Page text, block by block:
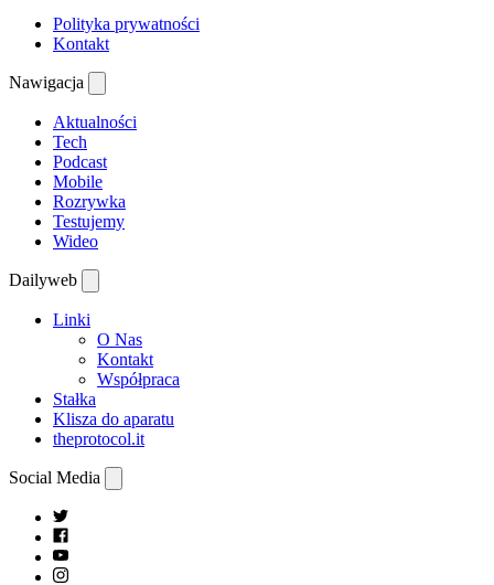
Polityka prywatności
Kontakt
Nawigacja
Aktualności
Tech
Podcast
Mobile
Rozrywka
Testujemy
Wideo
Dailyweb
Linki
O Nas
Kontakt
Współpraca
Stałka
Klisza do aparatu
theprotocol.it
Social Media